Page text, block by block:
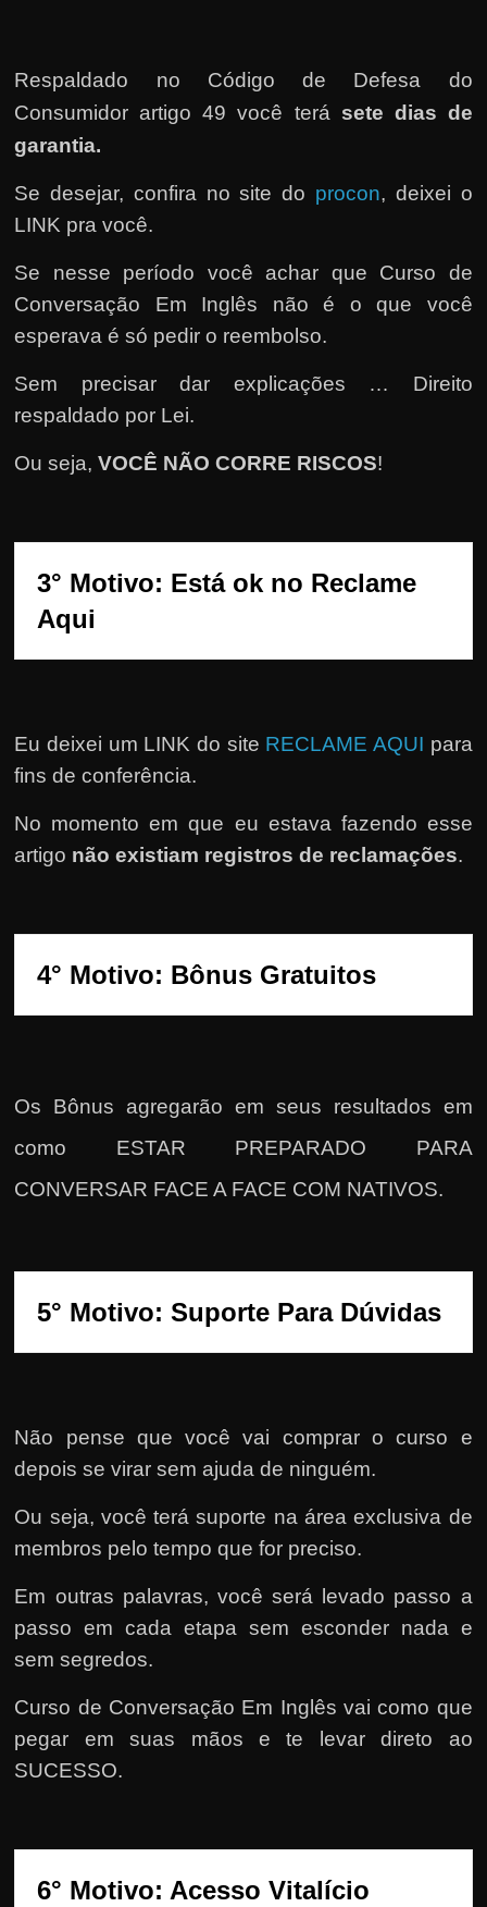
d
i
n
h
e
r
o
n
i
n
t
s
c
m
o
Respaldado no Código de Defesa do
Consumidor artigo 49 você terá sete dias de
garantia.
Se desejar, confira no site do procon, deixei o
LINK pra você.
Se nesse período você achar que Curso de
Conversação Em Inglês não é o que você
esperava é só pedir o reembolso.
Sem precisar dar explicações … Direito
respaldado por Lei.
Ou seja,VOCÊ NÃO CORRE RISCOS!
3° Motivo: Está ok no Reclame
Aqui
Eu deixei um LINK do site RECLAME AQUI para
fins de conferência.
No momento em que eu estava fazendo esse
artigo não existiam registros de reclamações.
Os Bônus agregarão em seus resultados em
como ESTAR PREPARADO PARA
CONVERSAR FACE A FACE COM NATIVOS.
5° Motivo: Suporte Para Dúvidas
Não pense que você vai comprar o curso e
depois se virar sem ajuda de ninguém.
Ou seja, você terá suporte na área exclusiva de
membros pelo tempo que for preciso.
Em outras palavras, você será levado passo a
passo em cada etapa sem esconder nada e
sem segredos.
Curso de Conversação Em Inglês vai como que
pegar em suas mãos e te levar direto ao
SUCESSO.
6° Motivo: Acesso Vitalício